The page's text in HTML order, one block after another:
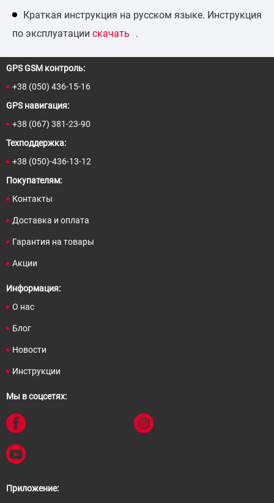
Краткая инструкция на русском языке. Инструкция
по эксплуатации скачать .